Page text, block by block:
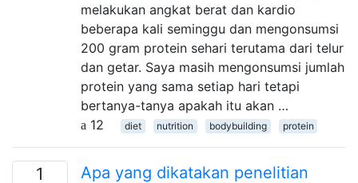
melakukan angkat berat dan kardio
beberapa kali seminggu dan mengonsumsi
200 gram protein sehari terutama dari telur
dan getar. Saya masih mengonsumsi jumlah
protein yang sama setiap hari tetapi
bertanya-tanya apakah itu akan …
12
diet nutrition bodybuilding protein
1
Apa yang dikatakan penelitian